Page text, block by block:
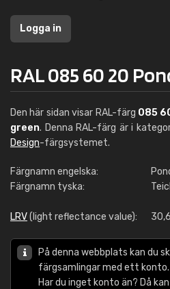
Logga in
RAL 085 60 20
Den här sidan visar RAL-färg 085
green. Denna RAL-färg är i
Design-färgsystemet.
Färgnamn engelska:
Färgnamn tyska:
LRV(light reflectance value):
På denna webbplats kan du
färgsamlingar med ett konto.
Har du inget konto än? Då